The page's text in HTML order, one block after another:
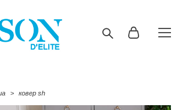
> ковер sh